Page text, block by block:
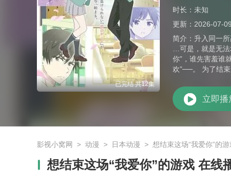
已完结 共12集
时长： 未知
更新： 2026-07-
简介： 升入同一
…可是，就是无
你”，谁先害羞谁
欢”──。 为了结束
立即播
影视小窝网 > 动漫 > 日本动漫 > 想结束这场“我爱你”的游
想结束这场“我爱你”的游戏 在线